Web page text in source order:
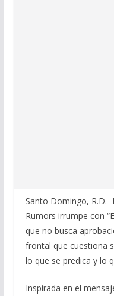
Santo Domingo, R.D.-
Rumors irrumpe con
que no busca
frontal que cuestiona
lo que se predica y lo
Inspirada en el